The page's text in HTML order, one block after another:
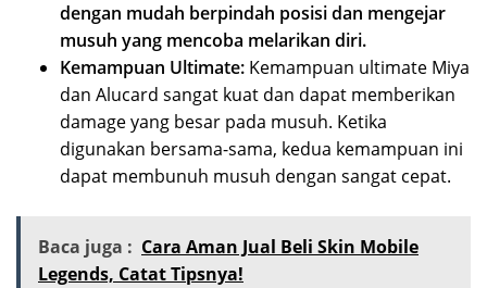
dengan mudah berpindah posisi dan mengejar
musuh yang mencoba melarikan diri.
Kemampuan Ultimate: Kemampuan ultimate Miya
dan Alucard sangat kuat dan dapat memberikan
damage yang besar pada musuh. Ketika
digunakan bersama-sama, kedua kemampuan ini
dapat membunuh musuh dengan sangat cepat.
Baca juga : Cara Aman Jual Beli Skin Mobile
Legends, Catat Tipsnya!